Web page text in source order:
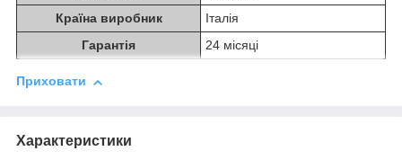
Країна виробник
Італія
Гарантія
24 місяці
Приховати
Характеристики